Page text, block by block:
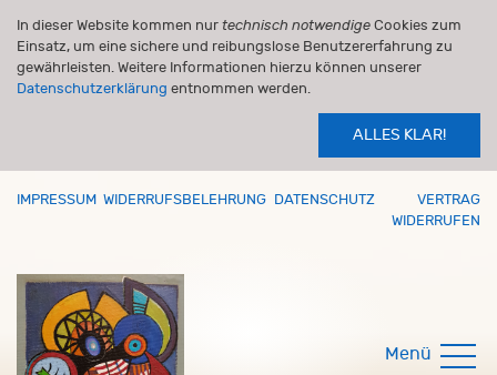
In dieser Website kommen nur technisch notwendige Cookies zum
Einsatz, um eine sichere und reibungslose Benutzererfahrung zu
gewährleisten. Weitere Informationen hierzu können unserer
Datenschutzerklärung entnommen werden.
ALLES KLAR!
IMPRESSUM WIDERRUFSBELEHRUNG DATENSCHUTZ
VERTRAG
WIDERRUFEN
Menü